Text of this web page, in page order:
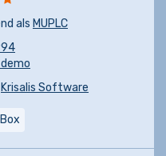
als MUPLC
Krisalis Software